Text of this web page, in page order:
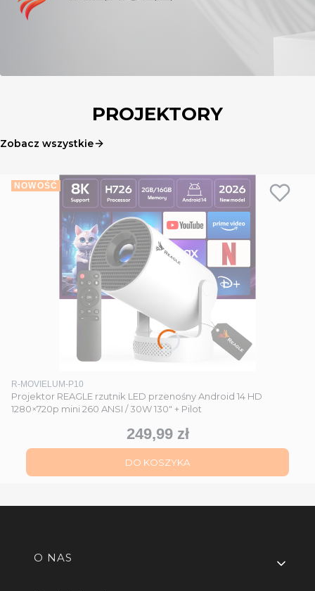
PROJEKTORY
Zobacz wszystkie
NOWOŚĆ
Kod produktu
R-MOVIELUM-P10
Projektor REAGLE rzutnik LED przenośny Android 14 HD
1280×720p mini 260 ANSI / 30W 130" + Pilot
Cena
249,99 zł
DO KOSZYKA
Linki w stopce
O NAS